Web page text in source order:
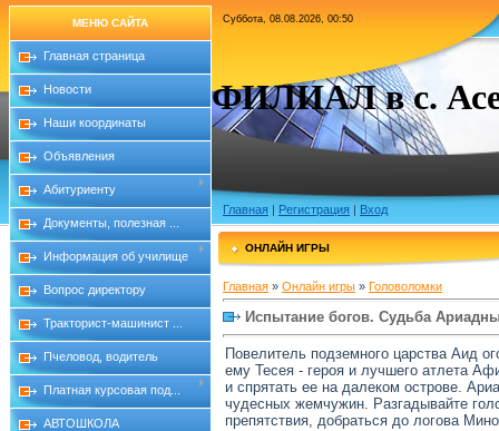
МЕНЮ САЙТА
Главная страница
Новости
Наши координаты
Объявления
Абитуриенту
Документы, полезная ...
Информация об училище
Вопрос директору
Тракторист-машинист ...
Пчеловод, водитель
Платная курсовая под...
АВТОШКОЛА
Суббота, 08.08.2026, 00:50
ФИЛИАЛ в с.
Главная | Регистрация | Вход
ОНЛАЙН ИГРЫ
Главная » Онлайн игры » Головоломки
Испытание богов. Судьба
Повелитель подземного царства Аид
ему Тесея - героя и лучшего атлета
и спрятать ее на далеком острове.
чудесных жемчужин. Разгадывайте
препятствия, добраться до логова